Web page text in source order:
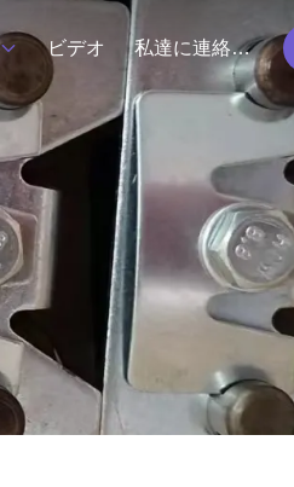
ビデオ 私達に連絡しなさい